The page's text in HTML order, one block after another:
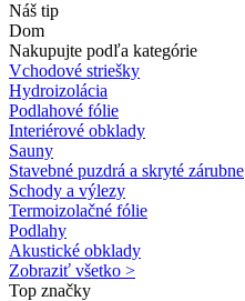
Náš tip
Dom
Nakupujte podľa kategórie
Vchodové striešky
Hydroizolácia
Podlahové fólie
Interiérové obklady
Sauny
Stavebné puzdrá a skryté zárubne
Schody a výlezy
Termoizolačné fólie
Podlahy
Akustické obklady
Zobraziť všetko >
Top značky